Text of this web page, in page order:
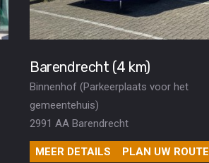
Barendrecht (4 km)
Binnenhof (Parkeerplaats voor het
gemeentehuis)
2991 AA Barendrecht
MEER DETAILS PLAN UW ROUTE